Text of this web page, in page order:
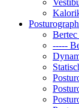
-----